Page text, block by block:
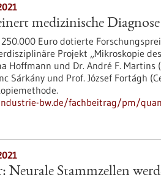
medizinische Diagnose
Euro dotierte
Projekt „Mikroskopie
Hoffmann und Dr. André F.
Sárkány und Prof. József Fortágh
bw.de/fachbeitrag/pm/
Neurale Stammzellen